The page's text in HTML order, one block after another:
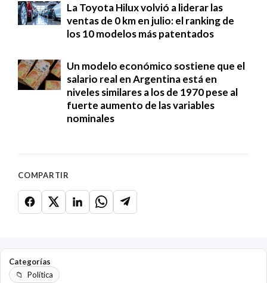
La Toyota Hilux volvió a liderar las
ventas de 0 km en julio: el ranking de
los 10 modelos más patentados
Un modelo económico sostiene que el
salario real en Argentina está en
niveles similares a los de 1970 pese al
fuerte aumento de las variables
nominales
COMPARTIR
Categorías
Política